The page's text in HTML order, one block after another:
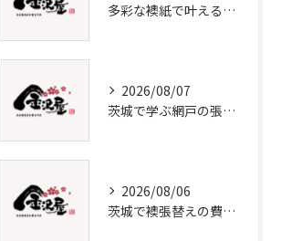
多彩な襖紙で叶える理想の張替え術
2026/08/07
茨城で学ぶ網戸の張替えと保守法
2026/08/06
茨城で襖張替えの費用と時期を解説